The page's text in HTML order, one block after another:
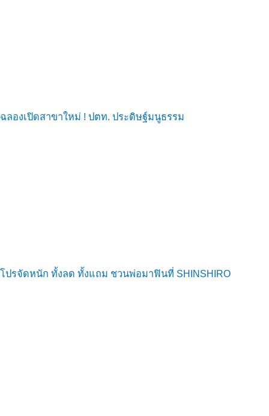
ฉลองเปิดสาขาใหม่ ! ปตท. ประดิษฐ์มนูธรรม
โปรจัดหนัก ทั้งลด ทั้งแถม ชวนพ่อมาฟินที่ SHINSHIRO